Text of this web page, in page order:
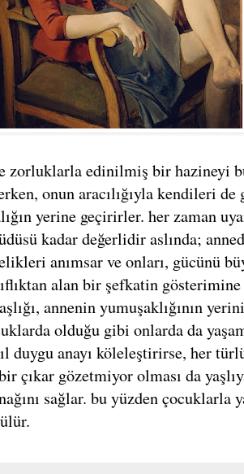
zorluklarla edinilmiş bir hazineyi
onun aracılığıyla kendileri de
yerine geçirirler. her zaman
kadar değerlidir aslında;
anımsar ve onları, gücünü
alan bir şefkatin
annenin yumuşaklığının
olduğu gibi onlarda da
duygu anayı köleleştirirse, her
çıkar gözetmiyor olması da
sağlar. bu yüzden çocuklarla